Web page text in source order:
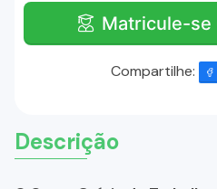
Matricule-se
Compartilhe:
Descrição